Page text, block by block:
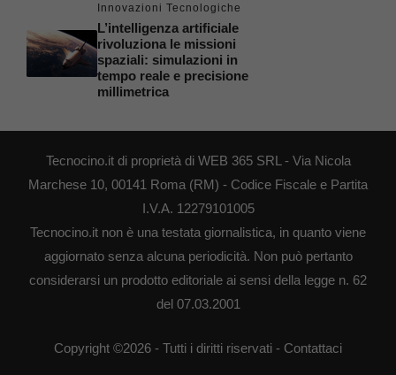
Innovazioni Tecnologiche
L’intelligenza artificiale
rivoluziona le missioni
spaziali: simulazioni in
tempo reale e precisione
millimetrica
Tecnocino.it di proprietà di WEB 365 SRL - Via Nicola
Marchese 10, 00141 Roma (RM) - Codice Fiscale e Partita
I.V.A. 12279101005
Tecnocino.it non è una testata giornalistica, in quanto viene
aggiornato senza alcuna periodicità. Non può pertanto
considerarsi un prodotto editoriale ai sensi della legge n. 62
del 07.03.2001
Copyright ©2026 - Tutti i diritti riservati - Contattaci